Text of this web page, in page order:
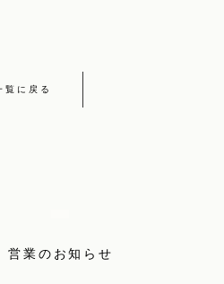
覧に戻る
営業のお知らせ